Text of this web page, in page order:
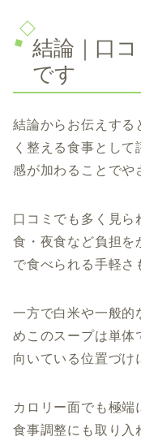
結論｜口
です
結論からお伝えする
く整える食事とし
感が加わることでや
口コミでも多く見ら
食・夜食など負担を
で食べられる手軽さ
一方で白米や一般的
めこのスープは単体
向いている位置づけ
カロリー面でも極
食事調整にも取り入